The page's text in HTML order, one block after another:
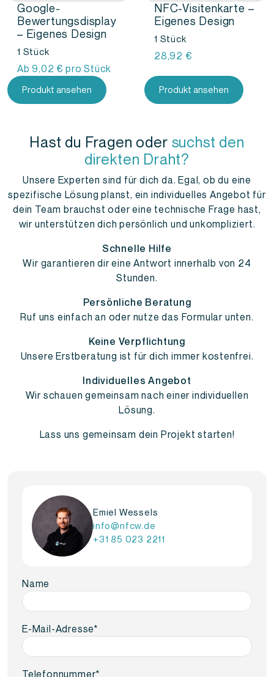
Google-
Bewertungsdisplay
– Eigenes Design
1 Stück
Ab9,02 € pro Stück
Produkt ansehen
NFC-Visitenkarte –
Eigenes Design
1 Stück
28,92 €
Produkt ansehen
Hast du Fragen oder suchst den
direkten Draht?
Unsere Experten sind für dich da. Egal, ob du eine
spezifische Lösung planst, ein individuelles Angebot für
dein Team brauchst oder eine technische Frage hast,
wir unterstützen dich persönlich und unkompliziert.
Schnelle Hilfe
Wir garantieren dir eine Antwort innerhalb von 24
Stunden.
Persönliche Beratung
Ruf uns einfach an oder nutze das Formular unten.
Keine Verpflichtung
Unsere Erstberatung ist für dich immer kostenfrei.
Individuelles Angebot
Wir schauen gemeinsam nach einer individuellen
Lösung.
Lass uns gemeinsam dein Projekt starten!
Emiel Wessels
info@nfcw.de
+31 85 023 2211
Name
E-Mail-Adresse*
Telefonnummer*